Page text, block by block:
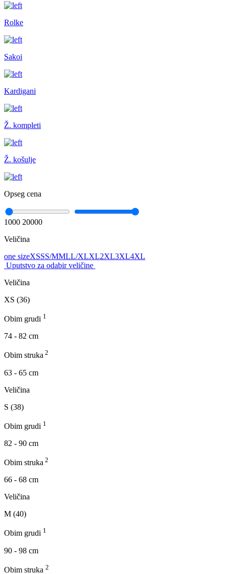
Rolke
Sakoi
Kardigani
Ž. kompleti
Ž. košulje
Opseg cena
1000 20000
Veličina
one sizeXSSS/MMLL/XLXL2XL3XL4XL
Uputstvo za odabir veličine
Veličina
XS (36)
Obim grudi 1
74 - 82 cm
Obim struka 2
63 - 65 cm
Veličina
S (38)
Obim grudi 1
82 - 90 cm
Obim struka 2
66 - 68 cm
Veličina
M (40)
Obim grudi 1
90 - 98 cm
Obim struka 2